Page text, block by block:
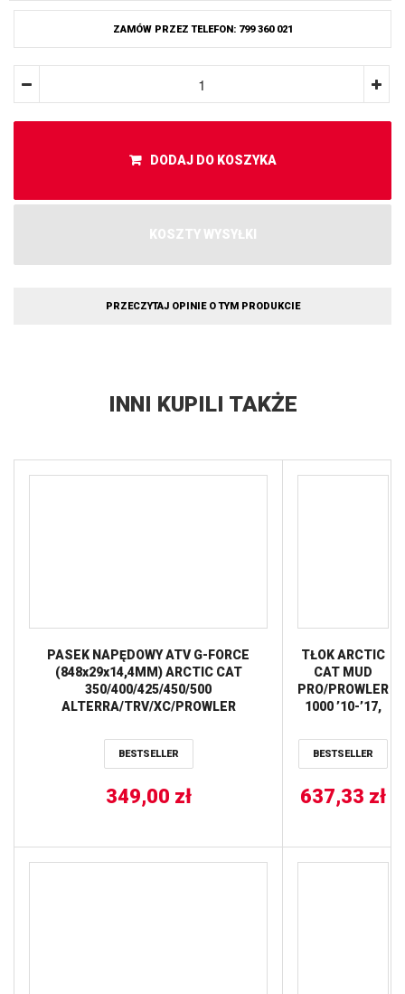
ZAMÓW PRZEZ TELEFON: 799 360 021
DODAJ DO KOSZYKA
KOSZTY WYSYŁKI
PRZECZYTAJ OPINIE O TYM PRODUKCIE
INNI KUPILI TAKŻE
PASEK NAPĘDOWY ATV G-FORCE
(848x29x14,4MM) ARCTIC CAT
350/400/425/450/500
ALTERRA/TRV/XC/PROWLER
375/450 ’09-’18 (11G3218) GATES
BESTSELLER
349,00 zł
TŁOK ARCTIC
CAT MUD
PRO/PROWLER
1000 ’10-’17,
’08-’10, TRV
1000 ’09-’15,
’12-’14
(91,97MM)
VERTEX
BESTSELLER
637,33 zł